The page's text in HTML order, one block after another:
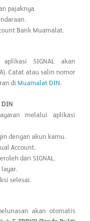
pajaknya.
Bank Muamalat.
SIGNAL akan
Catat atau salin nomor
di Muamalat DIN.
melalui aplikasi
dengan akun kamu.
Account.
dari SIGNAL.
selesai.
akan otomatis